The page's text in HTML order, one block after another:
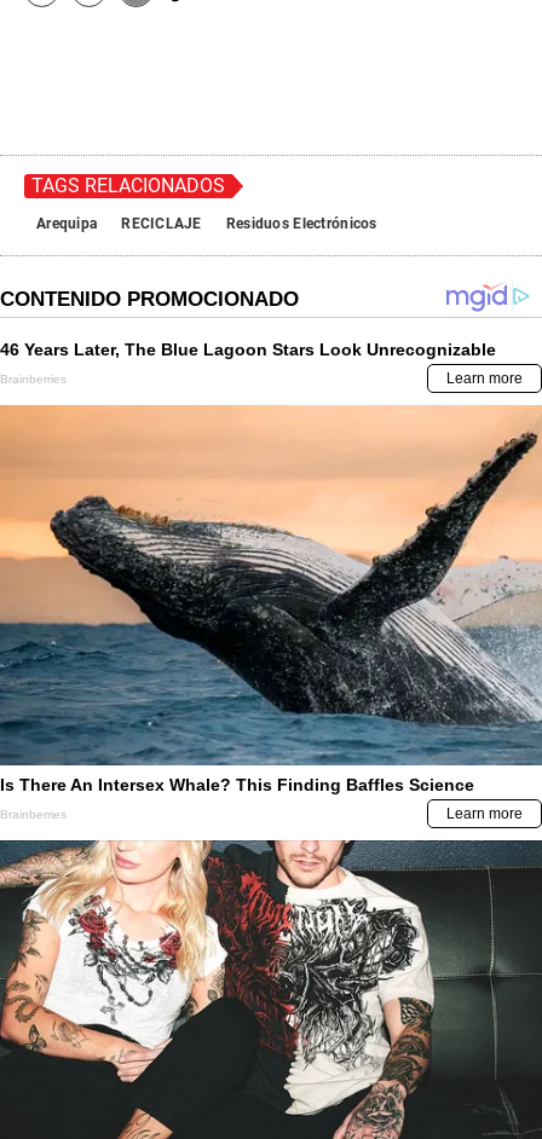
TAGS RELACIONADOS
Arequipa RECICLAJE Residuos Electrónicos